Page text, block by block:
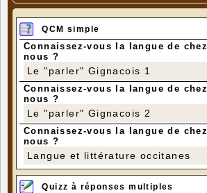
QCM simple
Connaissez-vous la langue de chez
nous ?
Le "parler" Gignacois 1
Connaissez-vous la langue de chez
nous ?
Le "parler" Gignacois 2
Connaissez-vous la langue de chez
nous ?
Langue et littérature occitanes
Quizz à réponses multiples